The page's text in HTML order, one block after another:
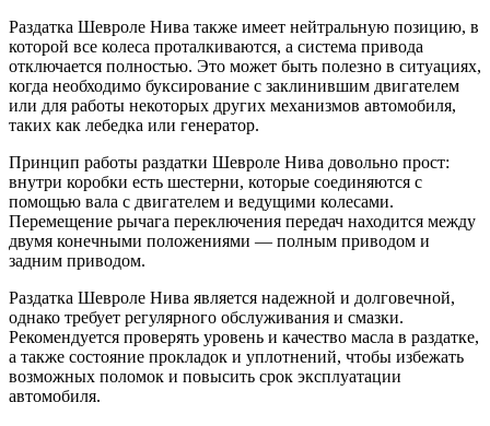
Раздатка Шевроле Нива также имеет нейтральную позицию, в
которой все колеса проталкиваются, а система привода
отключается полностью. Это может быть полезно в ситуациях,
когда необходимо буксирование с заклинившим двигателем
или для работы некоторых других механизмов автомобиля,
таких как лебедка или генератор.
Принцип работы раздатки Шевроле Нива довольно прост:
внутри коробки есть шестерни, которые соединяются с
помощью вала с двигателем и ведущими колесами.
Перемещение рычага переключения передач находится между
двумя конечными положениями — полным приводом и
задним приводом.
Раздатка Шевроле Нива является надежной и долговечной,
однако требует регулярного обслуживания и смазки.
Рекомендуется проверять уровень и качество масла в раздатке,
а также состояние прокладок и уплотнений, чтобы избежать
возможных поломок и повысить срок эксплуатации
автомобиля.